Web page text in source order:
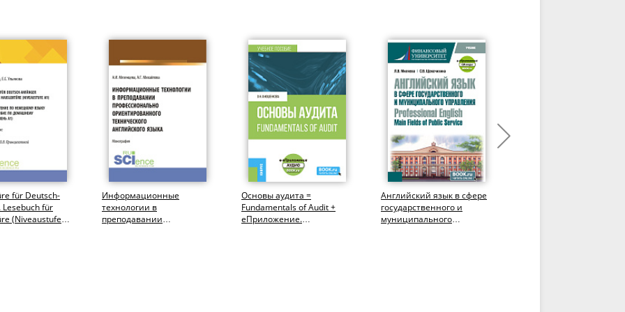
für Deutsch-
für
(Niveaustufe
Информационные
технологии в
преподавании
Основы аудита =
Fundamentals of Audit +
еПриложение.
Английский язык в сфере
государственного и
муниципального